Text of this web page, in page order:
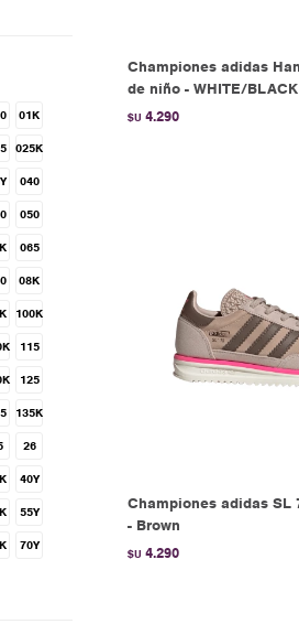
Championes adidas
de niño - WHITE/BLACK
$U 4.290
Championes adidas SL
- Brown
$U 4.290
01K
025K
040
050
065
08K
100K
115
125
135K
26
40Y
55Y
70Y